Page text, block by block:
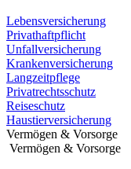
Lebensversicherung
Privathaftpflicht
Unfallversicherung
Krankenversicherung
Langzeitpflege
Privatrechtsschutz
Reiseschutz
Haustierversicherung
Vermögen & Vorsorge
Vermögen & Vorsorge